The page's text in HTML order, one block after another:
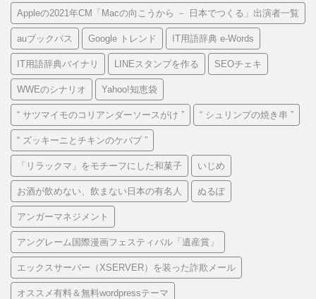
Appleの2021年CM「Macの向こうから － 日本でつくる」出演者一覧
auブックパス Google トレンド IT用語辞典 e-Words
IT用語辞典バイナリ LINEスタンプを作る SEOチェキ
WWEのシナリオ Yahoo!知恵袋
“ サツマイモのコリアンダーソースがけ ” “ シュリンプの焼き串 ”
“ ズッキーニとチキンのケバブ ”
「リラックマ」をモチーフにした和菓子 いじめ
お酒が飲めない、飲まない日本の有名人 ぬるぽ
アンガーマネジメント
アングレーム国際漫画フェスティバル「遺産賞」
エックスサーバー（XSERVER）を装った詐欺メール
オススメ有料＆無料wordpressテーマ